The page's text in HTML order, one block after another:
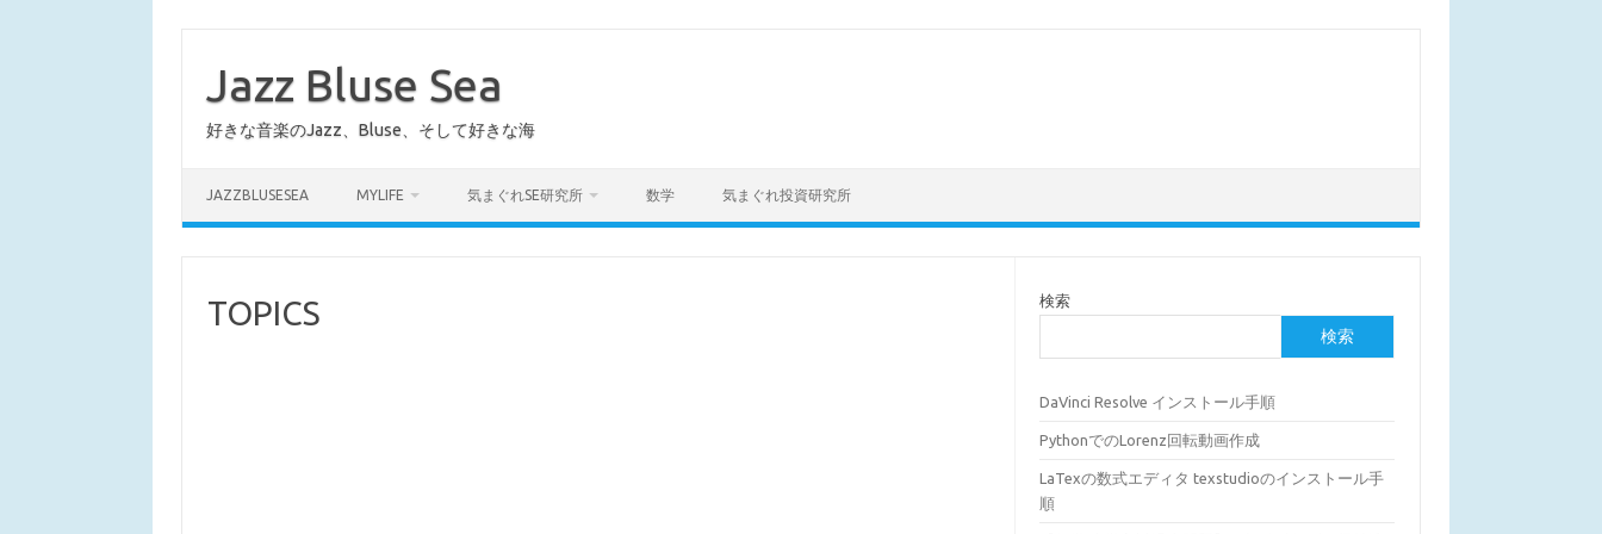
Jazz Bluse Sea
好きな音楽のJazz、Bluse、そして好きな海
JAZZBLUSESEA MYLIFE 気まぐれSE研究所 数学 気まぐれ投資研究所
TOPICS 検索
検索
DaVinci Resolve インストール手順
PythonでのLorenz回転動画作成
LaTexの数式エディタ texstudioのインストール手
順